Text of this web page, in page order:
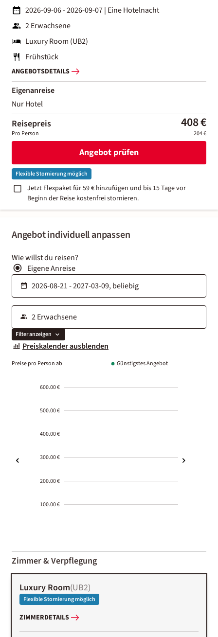
Angebot individuell anpassen
Wie willst du reisen?
Eigene Anreise
Filter anzeigen
Preiskalender ausblenden
Preise pro Person ab Günstigstes Angebot
600.00 €
500.00 €
400.00 €
300.00 €
200.00 €
100.00 €
01-02
Zimmer & Verpflegung
Luxury Room(UB2)
Flexible Stornierung möglich
ZIMMERDETAILS
2026-09-06 - 2026-09-07| Eine Hotelnacht
2 Erwachsene
Luxury Room (UB2)
Frühstück
ANGEBOTSDETAILS
Eigenanreise
Nur Hotel
Reisepreis 408 €
Pro Person 204 €
Angebot prüfen
Flexible Stornierung möglich
Jetzt Flexpaket für 59 € hinzufügen und bis 15 Tage vor
Beginn der Reise kostenfrei stornieren.